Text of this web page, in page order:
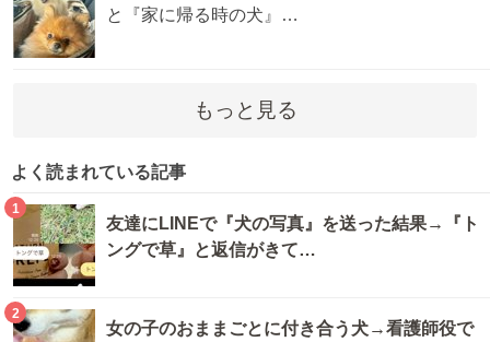
と『家に帰る時の犬』…
もっと見る
よく読まれている記事
1
友達にLINEで『犬の写真』を送った結果→『ト
ングで草』と返信がきて…
2
女の子のおままごとに付き合う犬→看護師役で